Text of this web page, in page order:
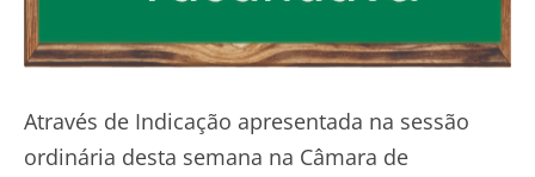
Através de Indicação apresentada na sessão
ordinária desta semana na Câmara de